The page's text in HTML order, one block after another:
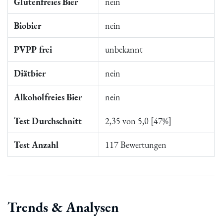
Biobier nein
PVPP frei unbekannt
Diätbier nein
Alkoholfreies Bier nein
Test Durchschnitt 2,35 von 5,0 [47%]
Test Anzahl 117 Bewertungen
Trends & Analysen